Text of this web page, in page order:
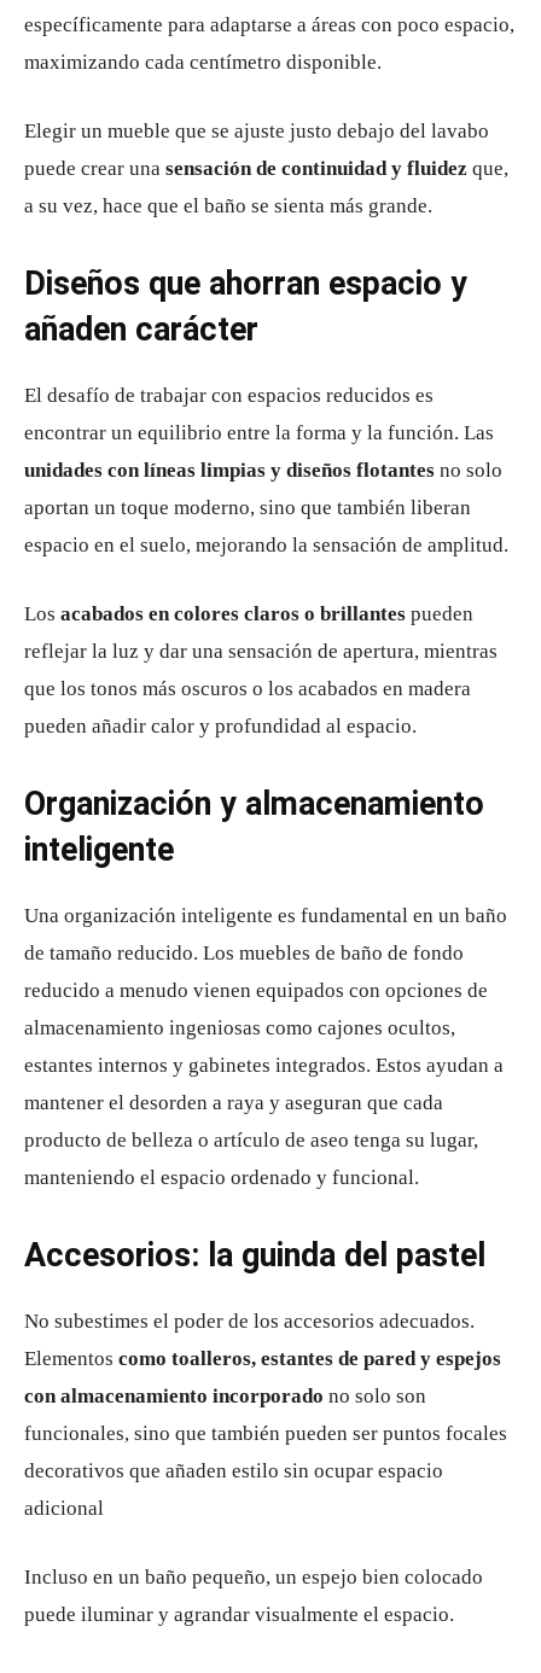
específicamente para adaptarse a áreas con poco espacio,
maximizando cada centímetro disponible.
Elegir un mueble que se ajuste justo debajo del lavabo
puede crear una sensación de continuidad y fluidez que,
a su vez, hace que el baño se sienta más grande.
Diseños que ahorran espacio y
añaden carácter
El desafío de trabajar con espacios reducidos es
encontrar un equilibrio entre la forma y la función. Las
unidades con líneas limpias y diseños flotantes no solo
aportan un toque moderno, sino que también liberan
espacio en el suelo, mejorando la sensación de amplitud.
Los acabados en colores claros o brillantes pueden
reflejar la luz y dar una sensación de apertura, mientras
que los tonos más oscuros o los acabados en madera
pueden añadir calor y profundidad al espacio.
Organización y almacenamiento
inteligente
Una organización inteligente es fundamental en un baño
de tamaño reducido. Los muebles de baño de fondo
reducido a menudo vienen equipados con opciones de
almacenamiento ingeniosas como cajones ocultos,
estantes internos y gabinetes integrados. Estos ayudan a
mantener el desorden a raya y aseguran que cada
producto de belleza o artículo de aseo tenga su lugar,
manteniendo el espacio ordenado y funcional.
Accesorios: la guinda del pastel
No subestimes el poder de los accesorios adecuados.
Elementos como toalleros, estantes de pared y espejos
con almacenamiento incorporado no solo son
funcionales, sino que también pueden ser puntos focales
decorativos que añaden estilo sin ocupar espacio
adicional
Incluso en un baño pequeño, un espejo bien colocado
puede iluminar y agrandar visualmente el espacio.